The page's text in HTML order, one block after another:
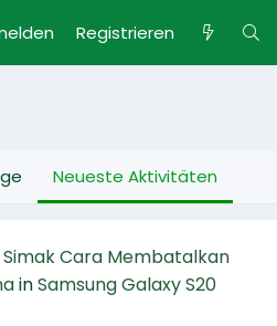
Registrieren
Neueste Aktivitäten
Simak Cara Membatalkan
inSamsung Galaxy S20